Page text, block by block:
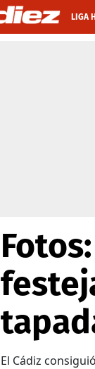
LIGA
El Cádiz